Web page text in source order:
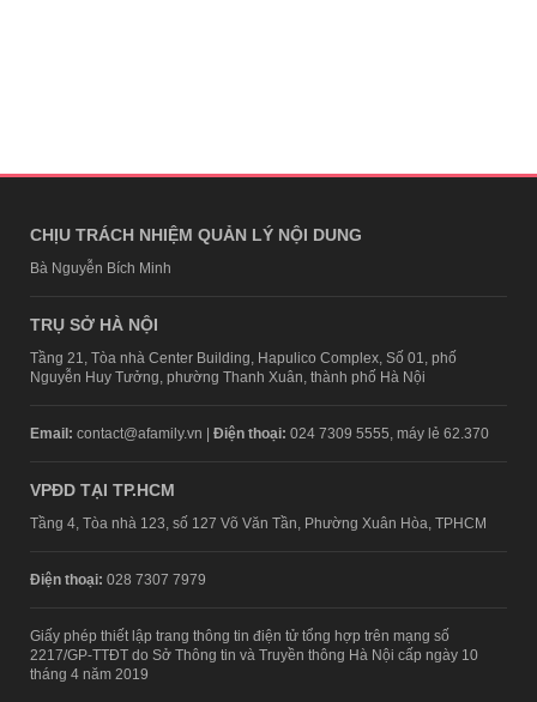
CHỊU TRÁCH NHIỆM QUẢN LÝ NỘI DUNG
Bà Nguyễn Bích Minh
TRỤ SỞ HÀ NỘI
Tầng 21, Tòa nhà Center Building, Hapulico Complex, Số 01, phố
Nguyễn Huy Tưởng, phường Thanh Xuân, thành phố Hà Nội
Email: contact@afamily.vn | Điện thoại: 024 7309 5555, máy lẻ 62.370
VPĐD TẠI TP.HCM
Tầng 4, Tòa nhà 123, số 127 Võ Văn Tần, Phường Xuân Hòa, TPHCM
Điện thoại: 028 7307 7979
Giấy phép thiết lập trang thông tin điện tử tổng hợp trên mạng số
2217/GP-TTĐT do Sở Thông tin và Truyền thông Hà Nội cấp ngày 10
tháng 4 năm 2019